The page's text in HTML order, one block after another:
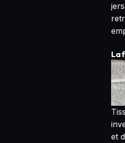
La
et